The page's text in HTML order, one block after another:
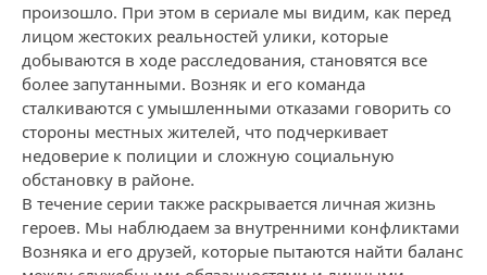
произошло. При этом в сериале мы видим, как перед
лицом жестоких реальностей улики, которые
добываются в ходе расследования, становятся все
более запутанными. Возняк и его команда
сталкиваются с умышленными отказами говорить со
стороны местных жителей, что подчеркивает
недоверие к полиции и сложную социальную
обстановку в районе.
В течение серии также раскрывается личная жизнь
героев. Мы наблюдаем за внутренними конфликтами
Возняка и его друзей, которые пытаются найти баланс